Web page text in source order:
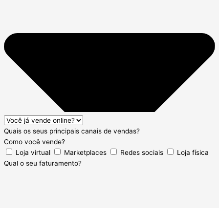
Quais os seus principais canais de vendas?
Como você vende?
Loja virtual
Marketplaces Redes sociais
Loja física
Qual o seu faturamento?